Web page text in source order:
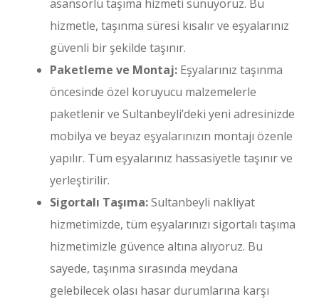
asansörlü taşıma hizmeti sunuyoruz. Bu
hizmetle, taşınma süresi kısalır ve eşyalarınız
güvenli bir şekilde taşınır.
Paketleme ve Montaj: Eşyalarınız taşınma
öncesinde özel koruyucu malzemelerle
paketlenir ve Sultanbeyli’deki yeni adresinizde
mobilya ve beyaz eşyalarınızın montajı özenle
yapılır. Tüm eşyalarınız hassasiyetle taşınır ve
yerleştirilir.
Sigortalı Taşıma:Sultanbeyli nakliyat
hizmetimizde, tüm eşyalarınızı sigortalı taşıma
hizmetimizle güvence altına alıyoruz. Bu
sayede, taşınma sırasında meydana
gelebilecek olası hasar durumlarına karşı